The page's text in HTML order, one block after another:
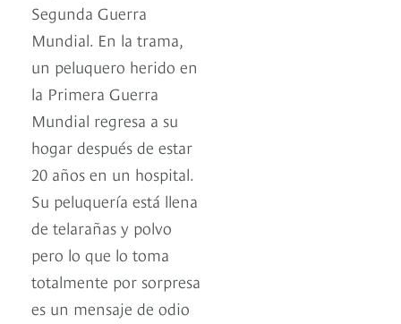
Segunda Guerra
Mundial. En la trama,
un peluquero herido en
la Primera Guerra
Mundial regresa a su
hogar después de estar
20 años en un hospital.
Su peluquería está llena
de telarañas y polvo
pero lo que lo toma
totalmente por sorpresa
es un mensaje de odio